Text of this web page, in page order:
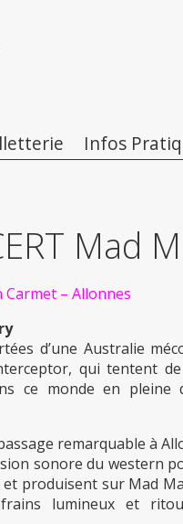
Infos
Mad
Carmet – Allonnes
d’une Australie
qui tentent
ce monde en pleine
remarquable à
sonore du western
et produisent sur Mad
lumineux et